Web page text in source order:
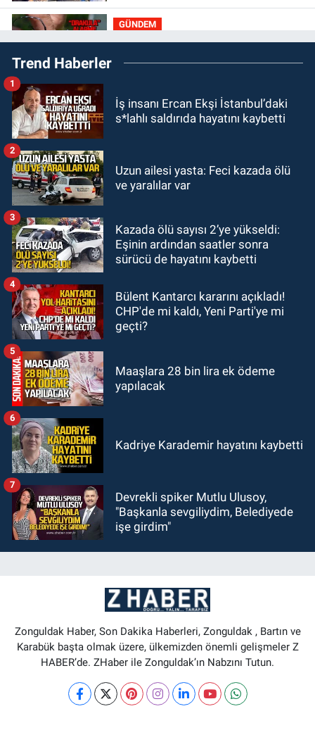
GÜNDEM
10:06“Drakula” alarmı! Zonguldak,
Bartın ve Düzce tehdit altında
09:52
GÜNDEM
09:43 Arkadaşlıklar & Dostluklar
00:40Merve Kır Müftüoğlu
Anadolu’yu karış karış geziyor, yeni
Trend Haberler
İş insanı Ercan Ekşi İstanbul’daki
s*lahlı saldırıda hayatını kaybetti
1
Uzun ailesi yasta: Feci kazada ölü
ve yaralılar var
2
Kazada ölü sayısı 2’ye yükseldi:
Eşinin ardından saatler sonra
sürücü de hayatını kaybetti
3
Bülent Kantarcı kararını açıkladı!
CHP'de mi kaldı, Yeni Parti'ye mi
geçti?
4
Maaşlara 28 bin lira ek ödeme
yapılacak
5
Kadriye Karademir hayatını kaybetti
6
Devrekli spiker Mutlu Ulusoy,
"Başkanla sevgiliydim, Belediyede
işe girdim"
7
Zonguldak Haber, Son Dakika Haberleri, Zonguldak , Bartın ve
Karabük başta olmak üzere, ülkemizden önemli gelişmeler Z
HABER’de. ZHaber ile Zonguldak’ın Nabzını Tutun.